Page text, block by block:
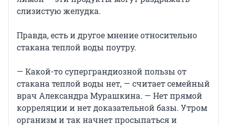
слизистую желудка.
Правда, есть и другое мнение относительно
стакана теплой воды поутру.
— Какой-то суперграндиозной пользы от
стакана теплой воды нет, — считает семейный
врач Александра Мурашкина. — Нет прямой
корреляции и нет доказательной базы. Утром
организм и так начнет просыпаться и